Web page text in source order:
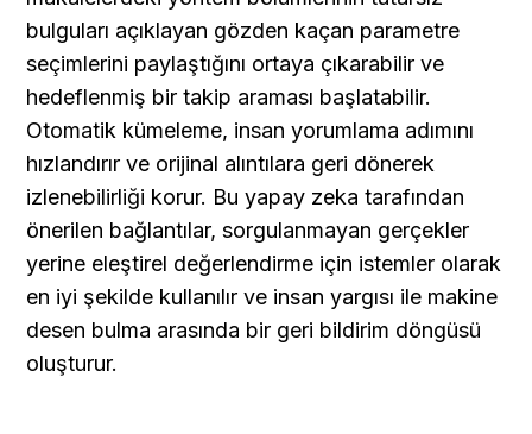
bulguları açıklayan gözden kaçan parametre
seçimlerini paylaştığını ortaya çıkarabilir ve
hedeflenmiş bir takip araması başlatabilir.
Otomatik kümeleme, insan yorumlama adımını
hızlandırır ve orijinal alıntılara geri dönerek
izlenebilirliği korur. Bu yapay zeka tarafından
önerilen bağlantılar, sorgulanmayan gerçekler
yerine eleştirel değerlendirme için istemler olarak
en iyi şekilde kullanılır ve insan yargısı ile makine
desen bulma arasında bir geri bildirim döngüsü
oluşturur.